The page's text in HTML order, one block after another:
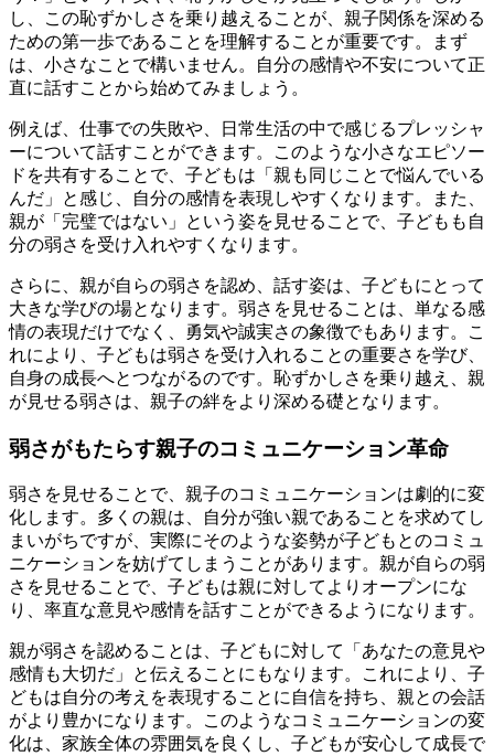
し、この恥ずかしさを乗り越えることが、親子関係を深める
ための第一歩であることを理解することが重要です。まず
は、小さなことで構いません。自分の感情や不安について正
直に話すことから始めてみましょう。
例えば、仕事での失敗や、日常生活の中で感じるプレッシャ
ーについて話すことができます。このような小さなエピソー
ドを共有することで、子どもは「親も同じことで悩んでいる
んだ」と感じ、自分の感情を表現しやすくなります。また、
親が「完璧ではない」という姿を見せることで、子どもも自
分の弱さを受け入れやすくなります。
さらに、親が自らの弱さを認め、話す姿は、子どもにとって
大きな学びの場となります。弱さを見せることは、単なる感
情の表現だけでなく、勇気や誠実さの象徴でもあります。こ
れにより、子どもは弱さを受け入れることの重要さを学び、
自身の成長へとつながるのです。恥ずかしさを乗り越え、親
が見せる弱さは、親子の絆をより深める礎となります。
弱さがもたらす親子のコミュニケーション革命
弱さを見せることで、親子のコミュニケーションは劇的に変
化します。多くの親は、自分が強い親であることを求めてし
まいがちですが、実際にそのような姿勢が子どもとのコミュ
ニケーションを妨げてしまうことがあります。親が自らの弱
さを見せることで、子どもは親に対してよりオープンにな
り、率直な意見や感情を話すことができるようになります。
親が弱さを認めることは、子どもに対して「あなたの意見や
感情も大切だ」と伝えることにもなります。これにより、子
どもは自分の考えを表現することに自信を持ち、親との会話
がより豊かになります。このようなコミュニケーションの変
化は、家族全体の雰囲気を良くし、子どもが安心して成長で